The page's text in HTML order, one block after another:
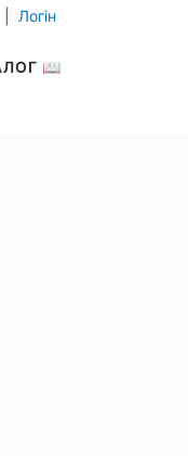
📖
Логін